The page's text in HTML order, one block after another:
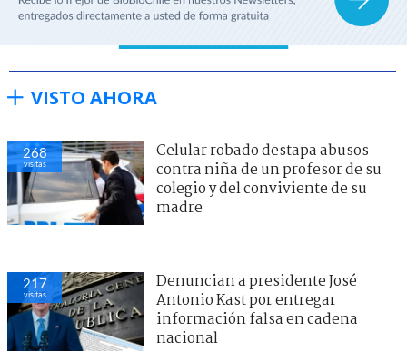
VISTO AHORA
268
visitas
Celular robado destapa abusos
contra niña de un profesor de su
colegio y del conviviente de su
madre
217
visitas
Denuncian a presidente José
Antonio Kast por entregar
información falsa en cadena
nacional